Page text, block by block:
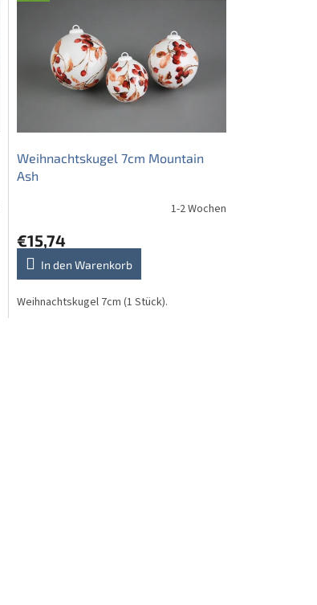
Weihnachtskugel 7cm Mountain
Ash
1-2 Wochen
€15,74
In den Warenkorb
Weihnachtskugel 7cm (1 Stück).